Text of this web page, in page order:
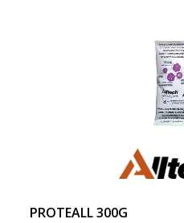
PROTEALL 300G